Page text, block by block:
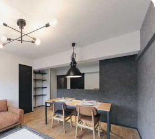
#ハンモック
#ガラスブロック #土間あり
#こだわりキッチン
り付けの家具 #あえて古材